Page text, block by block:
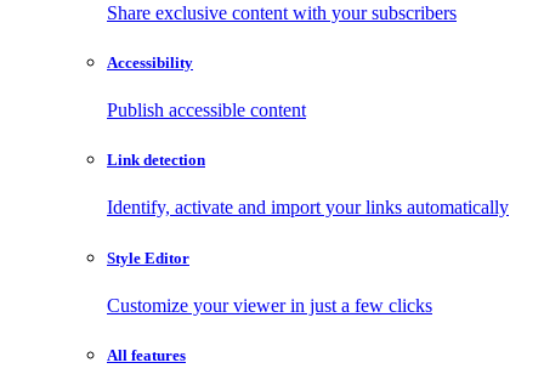
Share exclusive content with your subscribers
Accessibility
Publish accessible content
Link detection
Identify, activate and import your links automatically
Style Editor
Customize your viewer in just a few clicks
All features